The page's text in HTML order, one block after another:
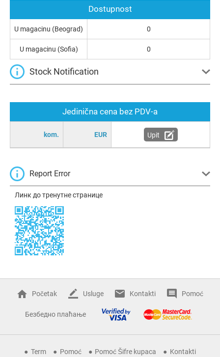
Jedinična cena bez PDV-a
kom. EUR Upit
Report Error
Линк до тренутне странице
Dostupnost
U magacinu (Beograd) 0
U magacinu (Sofia) 0
Stock Notification
Početak Usluge Kontakti Pomoć
Безбедно плаћање
Term Pomoć Pomoć Šifre kupaca Kontakti